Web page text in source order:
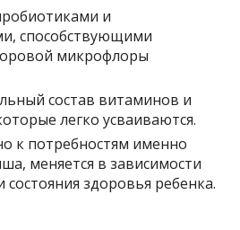
и
способствующими
микрофлоры
состав витаминов и
легко усваиваются.
к потребностям именно
меняется в зависимости
состояния здоровья ребенка.